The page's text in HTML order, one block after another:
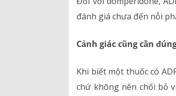
đánh giá chưa đến nỗi
Cảnh giác cũng cần
Khi biết một thuốc có
chứ không nên chối bỏ